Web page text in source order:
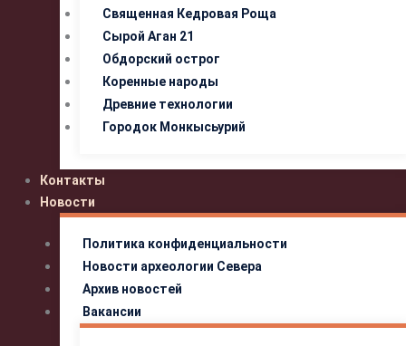
Священная Кедровая Роща
Сырой Аган 21
Обдорский острог
Коренные народы
Древние технологии
Городок Монкысьурий
Контакты
Новости
Политика конфиденциальности
Новости археологии Севера
Архив новостей
Вакансии